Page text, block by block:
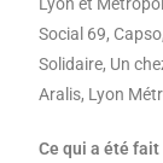
Social 69,
Solidaire, Un
Aralis, Lyon
Ce qui a été fait